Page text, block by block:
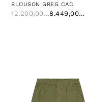
BLOUSON GREG CAC
12.200,00 Kč 8.449,00 Kč